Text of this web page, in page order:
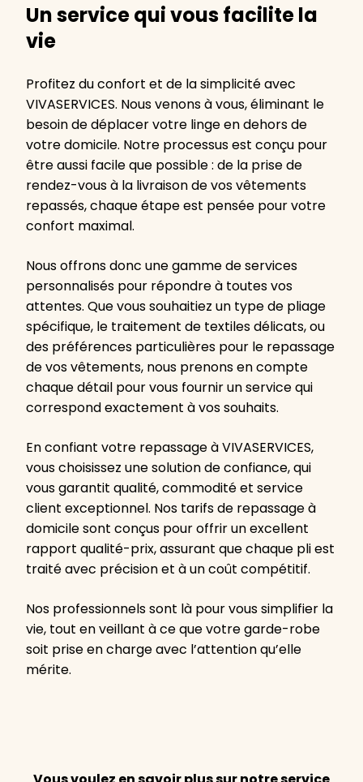
Un service qui vous facilite la
vie
Profitez du confort et de la simplicité avec
VIVASERVICES. Nous venons à vous, éliminant le
besoin de déplacer votre linge en dehors de
votre domicile. Notre processus est conçu pour
être aussi facile que possible : de la prise de
rendez-vous à la livraison de vos vêtements
repassés, chaque étape est pensée pour votre
confort maximal.
Nous offrons donc une gamme de services
personnalisés pour répondre à toutes vos
attentes. Que vous souhaitiez un type de pliage
spécifique, le traitement de textiles délicats, ou
des préférences particulières pour le repassage
de vos vêtements, nous prenons en compte
chaque détail pour vous fournir un service qui
correspond exactement à vos souhaits.
En confiant votre repassage à VIVASERVICES,
vous choisissez une solution de confiance, qui
vous garantit qualité, commodité et service
client exceptionnel. Nos tarifs de repassage à
domicile sont conçus pour offrir un excellent
rapport qualité-prix, assurant que chaque pli est
traité avec précision et à un coût compétitif.
Nos professionnels sont là pour vous simplifier la
vie, tout en veillant à ce que votre garde-robe
soit prise en charge avec l’attention qu’elle
mérite.